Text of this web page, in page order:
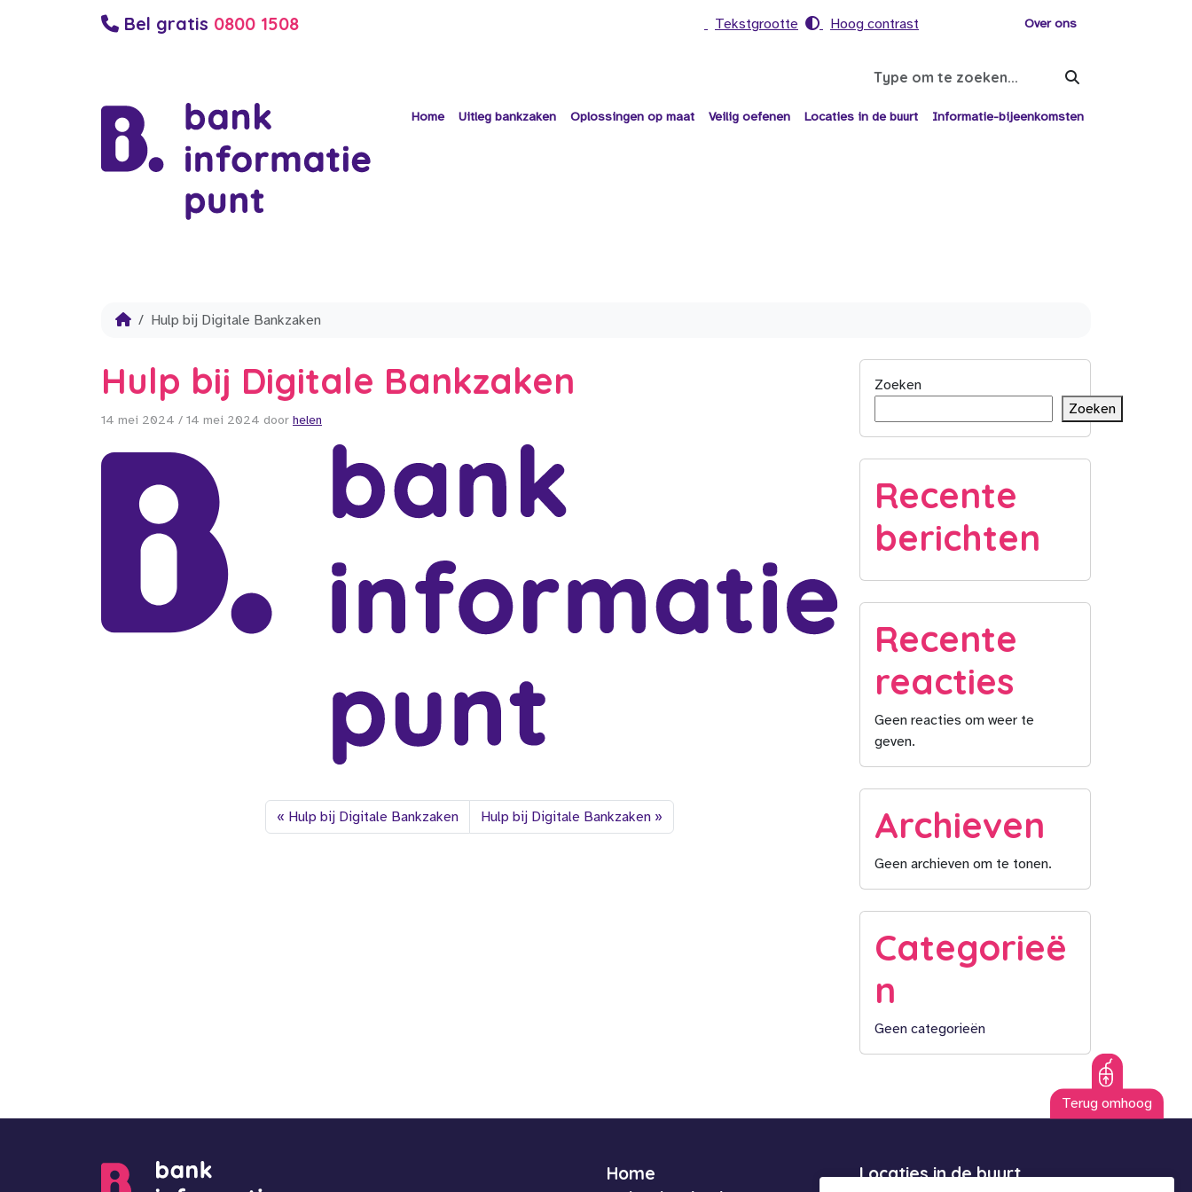
Bel gratis 0800 1508 Tekstgrootte Hoog contrast Over ons
Search
Home Uitleg bankzaken Oplossingen op maat Veilig oefenen Locaties in de buurt Informatie-bijeenkomsten
Hulp bij Digitale Bankzaken
Hulp bij Digitale Bankzaken
14 mei 2024 / 14 mei 2024 door helen
Hulp bij Digitale Bankzaken Hulp bij Digitale Bankzaken
Zoeken
Zoeken
Recente
berichten
Recente
reacties
Geen reacties om weer te
geven.
Archieven
Geen archieven om te tonen.
Categorieë
n
Geen categorieën
Terug omhoog
Home
Locaties in de buurt